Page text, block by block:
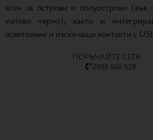
ясен за острови и полуострови
матово черно), както и
осветление и изскачащи контакти с
ПОРЪЧАЙТЕ СЕГА
0888 666 529